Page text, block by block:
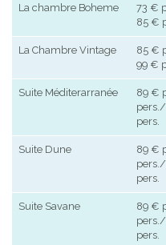
La chambre Boheme
73 €
85 €
La Chambre Vintage
85 €
99 €
Suite Méditerarranée
89 €
pers.
Suite Dune
89 €
pers.
Suite Savane
89 €
pers.